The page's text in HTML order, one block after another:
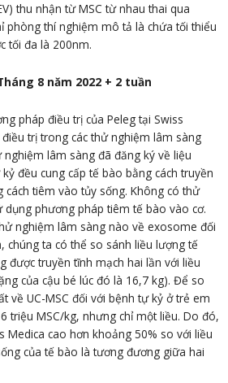
thu nhận từ MSC từ nhau thai qua
phòng thí nghiệm mô tả là chứa tối thiểu
tối đa là 200nm.
8 năm 2022 + 2 tuần
pháp điều trị của Peleg tại Swiss
trị trong các thử nghiệm lâm sàng
nghiệm lâm sàng đã đăng ký về liệu
đều cung cấp tế bào bằng cách truyền
cách tiêm vào tủy sống. Không có thử
phương pháp tiêm tế bào vào cơ.
nghiệm lâm sàng nào về exosome đối
chúng ta có thể so sánh liều lượng tế
được truyền tĩnh mạch hai lần với liều
của cậu bé lúc đó là 16,7 kg). Để so
về UC-MSC đối với bệnh tự kỷ ở trẻ em
triệu MSC/kg, nhưng chỉ một liều. Do đó,
Medica cao hơn khoảng 50% so với liều
của tế bào là tương đương giữa hai